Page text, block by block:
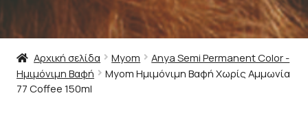
Αρχική σελίδα Myom
Anya Semi Permanent Color -
Ημιμόνιμη Βαφή
Myom Ημιμόνιμη Βαφή Χωρίς Αμμωνία
77 Coffee 150ml